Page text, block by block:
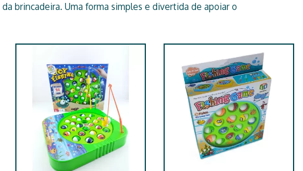
brincadeira. Uma forma simples e divertida de apoiar o